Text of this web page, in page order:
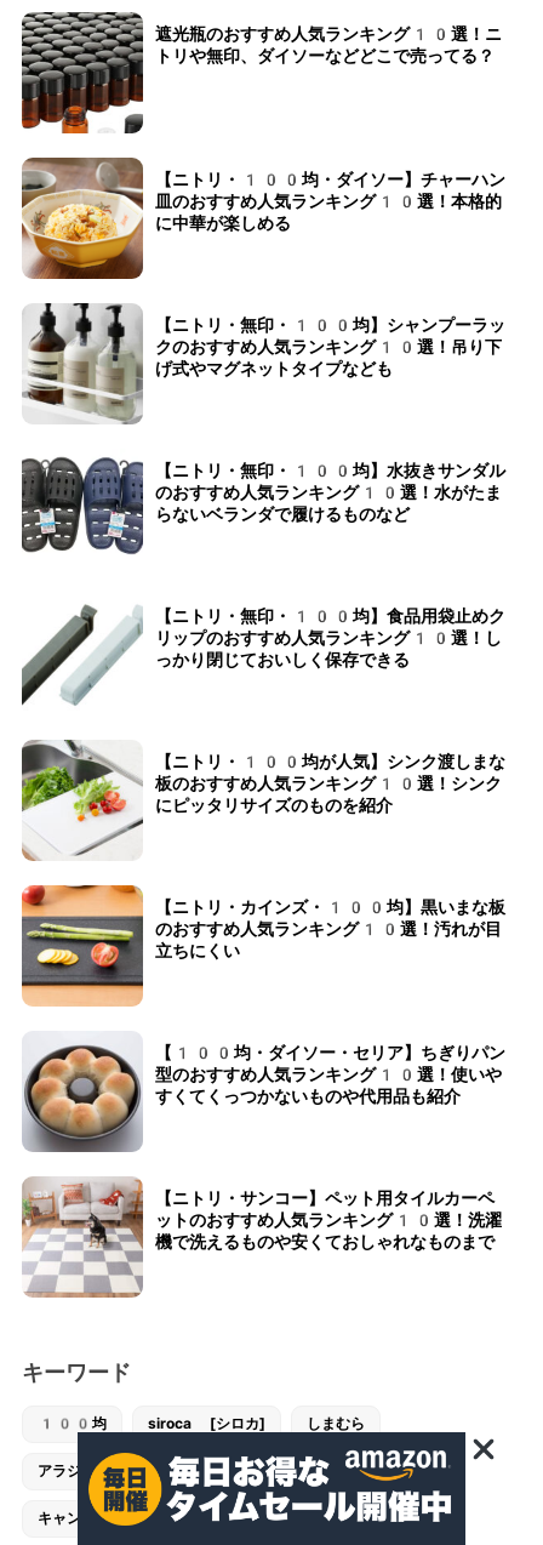
遮光瓶のおすすめ人気ランキング10選！ニ
トリや無印、ダイソーなどどこで売ってる？
【ニトリ・100均・ダイソー】チャーハン
皿のおすすめ人気ランキング10選！本格的
に中華が楽しめる
【ニトリ・無印・100均】シャンプーラッ
クのおすすめ人気ランキング10選！吊り下
げ式やマグネットタイプなども
【ニトリ・無印・100均】水抜きサンダル
のおすすめ人気ランキング10選！水がたま
らないベランダで履けるものなど
【ニトリ・無印・100均】食品用袋止めク
リップのおすすめ人気ランキング10選！し
っかり閉じておいしく保存できる
【ニトリ・100均が人気】シンク渡しまな
板のおすすめ人気ランキング10選！シンク
にピッタリサイズのものを紹介
【ニトリ・カインズ・100均】黒いまな板
のおすすめ人気ランキング10選！汚れが目
立ちにくい
【100均・ダイソー・セリア】ちぎりパン
型のおすすめ人気ランキング10選！使いや
すくてくっつかないものや代用品も紹介
【ニトリ・サンコー】ペット用タイルカーペ
ットのおすすめ人気ランキング10選！洗濯
機で洗えるものや安くておしゃれなものまで
キーワード
100均 siroca [シロカ] しまむら
アラジン [Aladdin] カリタ [Kalita]
キャンドゥ [CanDo] キャンプ コンビ [combi]